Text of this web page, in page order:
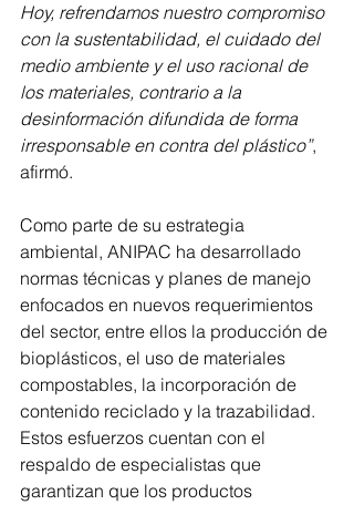
Hoy, refrendamos nuestro compromiso
con la sustentabilidad, el cuidado del
medio ambiente y el uso racional de
los materiales, contrario a la
desinformación difundida de forma
irresponsable en contra del plástico”,
afirmó.
Como parte de su estrategia
ambiental, ANIPAC ha desarrollado
normas técnicas y planes de manejo
enfocados en nuevos requerimientos
del sector, entre ellos la producción de
bioplásticos, el uso de materiales
compostables, la incorporación de
contenido reciclado y la trazabilidad.
Estos esfuerzos cuentan con el
respaldo de especialistas que
garantizan que los productos